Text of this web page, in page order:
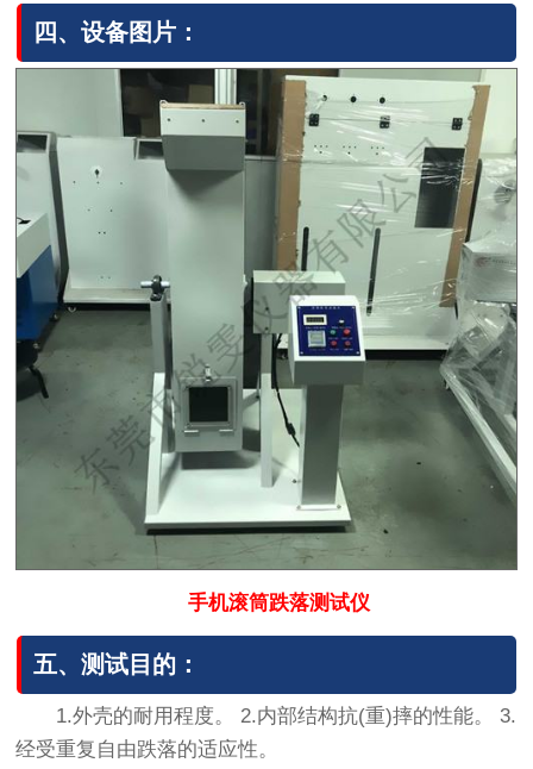
四、设备图片：
手机滚筒跌落测试仪
五、测试目的：
1.外壳的耐用程度。 2.内部结构抗(重)摔的性能。 3.
经受重复自由跌落的适应性。